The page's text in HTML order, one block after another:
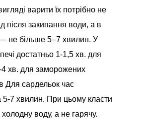
варити їх потрібно не
після закипання води, а в
не більше 5–7 хвилин. У
достатньо 1-1,5 хв. для
хв. для заморожених
Для сардельок час
5-7 хвилин. При цьому класти
воду, а не гарячу.